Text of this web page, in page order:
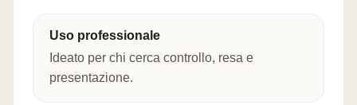
Uso professionale
Ideato per chi cerca controllo, resa e
presentazione.